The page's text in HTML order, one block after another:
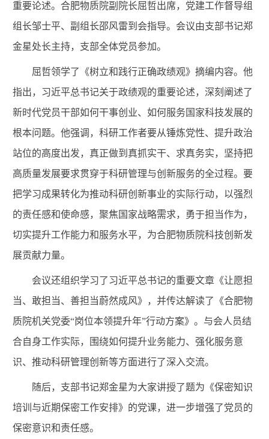
重要论述。合肥物质院副院长屈哲出席，党建工作督导组
组长邹士平、副组长邵风雷到会指导。会议由支部书记郑
金星处长主持，支部全体党员参加。
屈哲领学了《树立和践行正确政绩观》摘编内容。他
指出，习近平总书记关于政绩观的重要论述，深刻阐述了
新时代党员干部如何干事创业、如何服务国家科技发展的
根本问题。他强调，科研工作者要从锤炼党性、提升政治
站位的高度出发，真正做到真抓实干、求真务实，坚持把
高质量发展要求贯穿于科研管理与创新服务的全过程。要
把学习成果转化为推动科研创新事业的实际行动，以强烈
的责任感和使命感，聚焦国家战略需求，勇于担当作为，
切实提升工作能力和服务水平，为合肥物质院科技创新发
展贡献力量。
会议还组织学习了习近平总书记的重要文章《让愿担
当、敢担当、善担当蔚然成风》，并传达解读了《合肥物
质院机关党委“岗位本领提升年”行动方案》。与会人员结
合自身工作实际，围绕如何提升业务能力、强化服务意
识、推动科研管理创新等方面进行了深入交流。
随后，支部书记郑金星为大家讲授了题为《保密知识
培训与近期保密工作安排》的党课，进一步增强了党员的
保密意识和责任感。